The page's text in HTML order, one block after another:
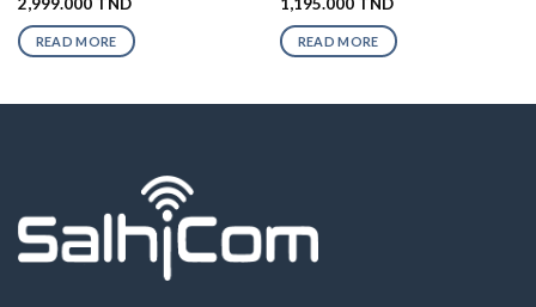
READ MORE READ MORE